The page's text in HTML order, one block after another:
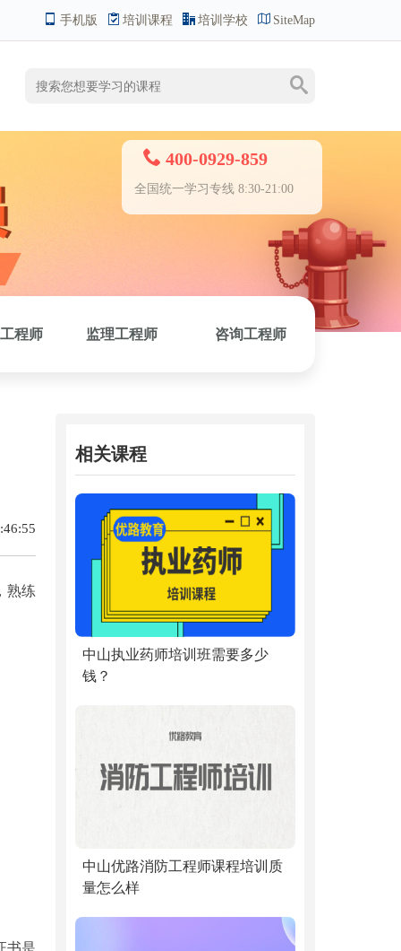
手机版 培训课程 培训学校 SiteMap
400-0929-859
全国统一学习专线 8:30-21:00
程师 监理工程师 咨询工程师
熟练
书是
相关课程
中山执业药师培训班需要多少
钱？
中山优路消防工程师课程培训质
量怎么样